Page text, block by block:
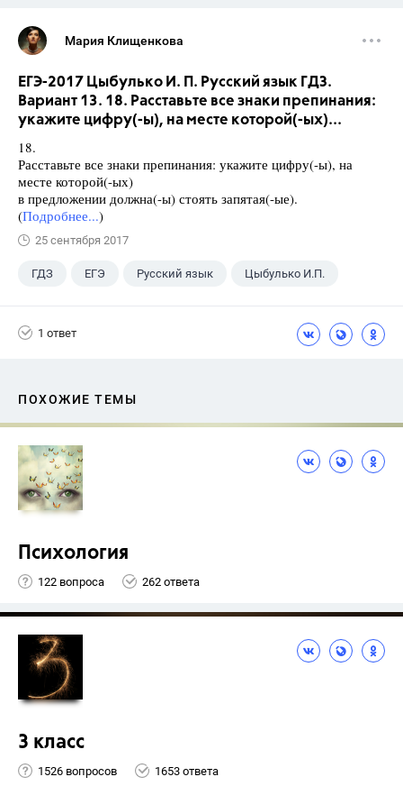
Мария Клищенкова
ЕГЭ-2017 Цыбулько И. П. Русский язык ГДЗ.
Вариант 13. 18. Расставьте все знаки препинания:
укажите цифру(-ы), на месте которой(-ых)...
18.
Расставьте все знаки препинания: укажите цифру(-ы), на
месте которой(-ых)
в предложении должна(-ы) стоять запятая(-ые).
(Подробнее...)
25 сентября 2017
ГДЗ ЕГЭ Русский язык Цыбулько И.П.
1 ответ
ПОХОЖИЕ ТЕМЫ
Психология
122 вопроса 262 ответа
3 класс
1526 вопросов 1653 ответа